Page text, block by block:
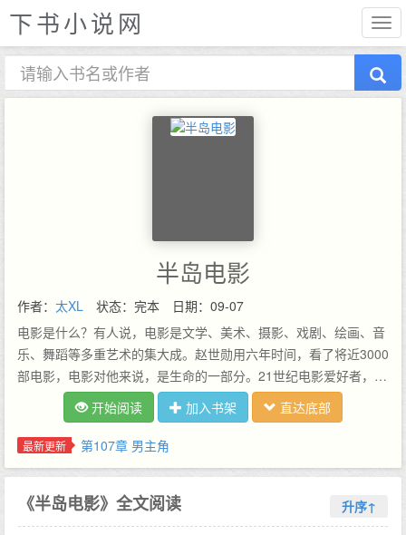
下书小说网
半岛电影
作者： 太XL 状态：完本
日期：09-07
电影是什么？有人说，电影是文学、美术、摄影、戏剧、绘画、音
乐、舞蹈等多重艺术的集大成。赵世勋用六年时间，看了将近3000
部电影，电影对他来说，是生命的一部分。21世纪电影爱好者，来
到1999年的汉城，这是半岛电影最好的时代，也是最坏的时代！…
开始阅读 加入书架 直达底部
最新更新 第107章 男主角
《半岛电影》全文阅读 升序↑